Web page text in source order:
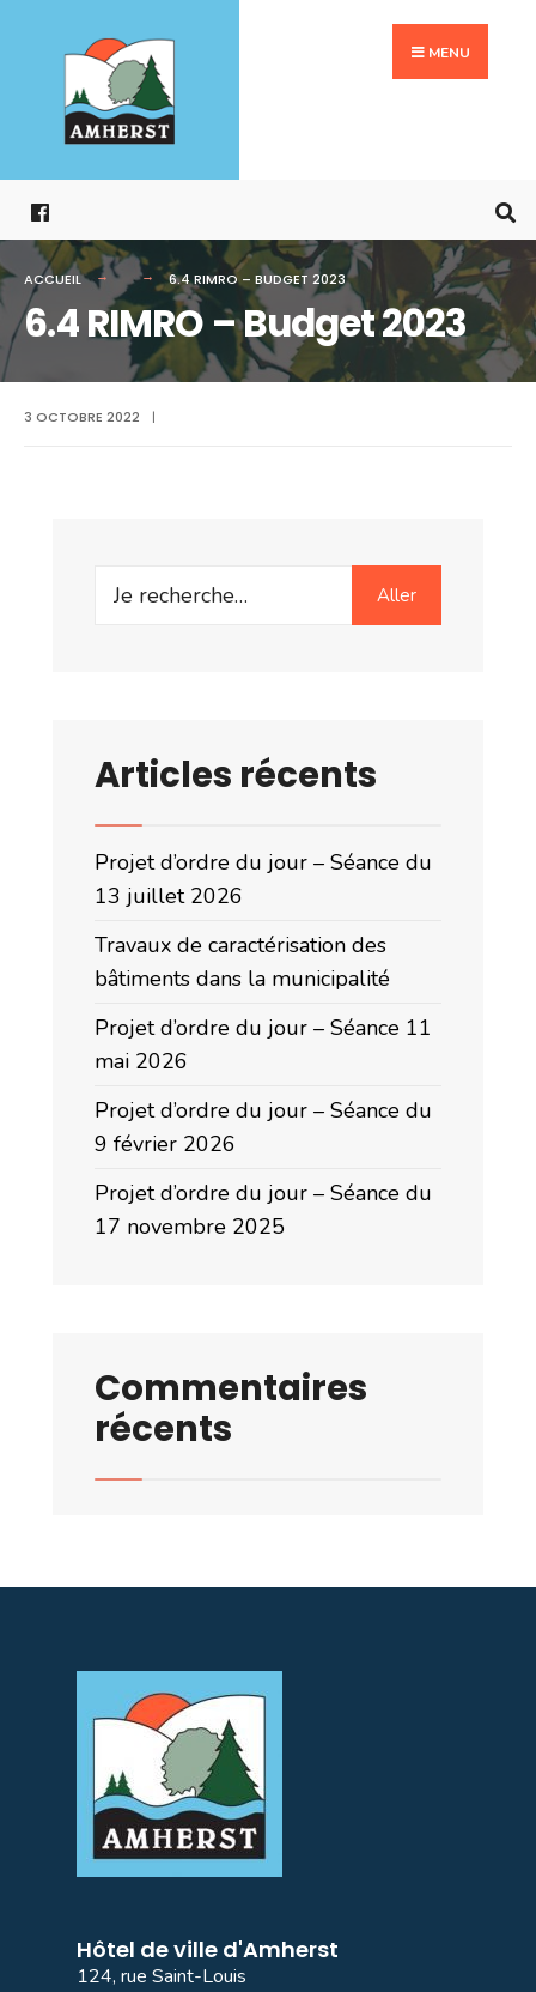
contenu
MENU
ACCUEIL 6.4 RIMRO – BUDGET 2023
6.4 RIMRO – Budget 2023
3 OCTOBRE 2022 |
Search
Aller
Articles récents
Projet d’ordre du jour – Séance du
13 juillet 2026
Travaux de caractérisation des
bâtiments dans la municipalité
Projet d’ordre du jour – Séance 11
mai 2026
Projet d’ordre du jour – Séance du
9 février 2026
Projet d’ordre du jour – Séance du
17 novembre 2025
Commentaires
récents
Hôtel de ville d'Amherst
124, rue Saint-Louis
for: